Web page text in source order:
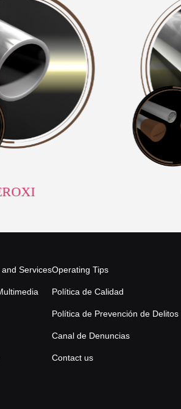
ServicesOperating Tips
Política de Calidad
Política de Prevención de Delitos
Canal de Denuncias
Contact us